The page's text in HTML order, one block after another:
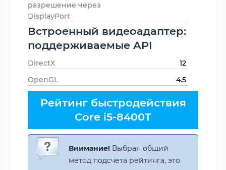
разрешение через
DisplayPort
Встроенный видеоадаптер:
поддерживаемые API
DirectX
12
OpenGL
4.5
Рейтинг быстродействия
Core i5-8400T
Внимание! Выбран общий
метод подсчета рейтинга, это